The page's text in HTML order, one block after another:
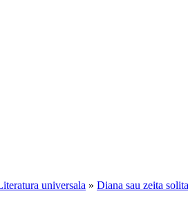
universala » Diana sau zeita